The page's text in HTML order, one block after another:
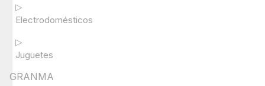
▷
Electrodomésticos
▷
Juguetes
GRANMA